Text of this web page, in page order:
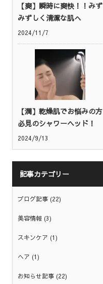
【爽】瞬時に爽快！！みず
みずしく清潔な肌へ
2024/11/7
【潤】乾燥肌でお悩みの方
必見のシャワーヘッド！
2024/9/13
記事カテゴリー
ブログ記事 (22)
美容情報 (3)
スキンケア (1)
ヘア (1)
お知らせ記事 (22)